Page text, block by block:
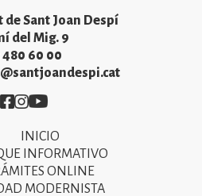
Sant Joan Despí
del Mig. 9
480 60 00
Imatge
Imatge
Imatge
INICIO
INFORMATIVO
ONLINE
MODERNISTA